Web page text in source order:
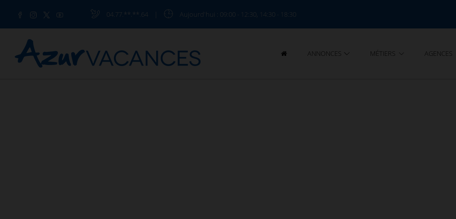
04.77.**.**.64 Aujourd'hui : 09:00 - 12:30, 14:30 - 18:30
ANNONCES MÉTIERS AGENCES